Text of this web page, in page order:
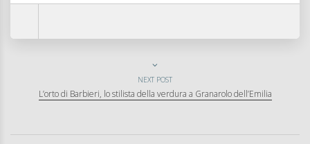
NEXT POST
L’orto di Barbieri, lo stilista della verdura a Granarolo dell’Emilia